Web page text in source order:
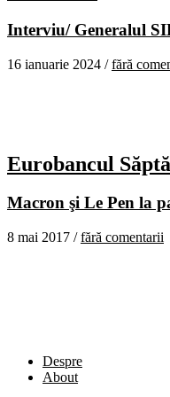
Interviu/ Generalul
16 ianuarie 2024 /fără
Eurobancul
Macron şi Le Pen la
8 mai 2017 /fără comentarii
Despre
About